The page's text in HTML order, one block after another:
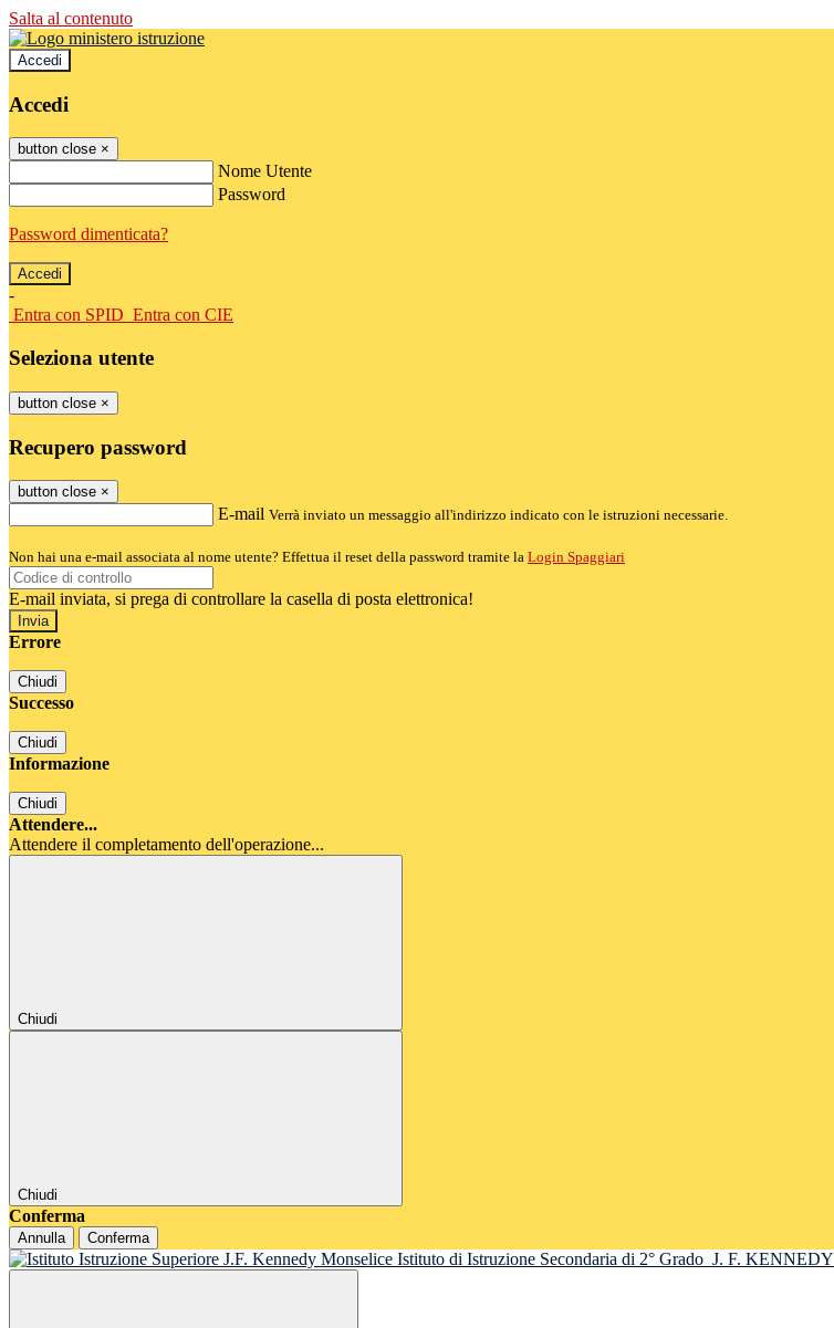
Salta al contenuto
Accedi
Accedi
button close ×
Nome Utente
Password
Password dimenticata?
-
Entra con SPID Entra con CIE
Seleziona utente
button close ×
Recupero password
button close ×
E-mail Verrà inviato un messaggio all'indirizzo indicato con le istruzioni necessarie.
Non hai una e-mail associata al nome utente? Effettua il reset della password tramite la Login Spaggiari
E-mail inviata, si prega di controllare la casella di posta elettronica!
Errore
Chiudi
Successo
Chiudi
Informazione
Chiudi
Attendere...
Attendere il completamento dell'operazione...
Chiudi
Chiudi
Conferma
Annulla Conferma
Istituto di Istruzione Secondaria di 2° Grado J. F. KENNEDY